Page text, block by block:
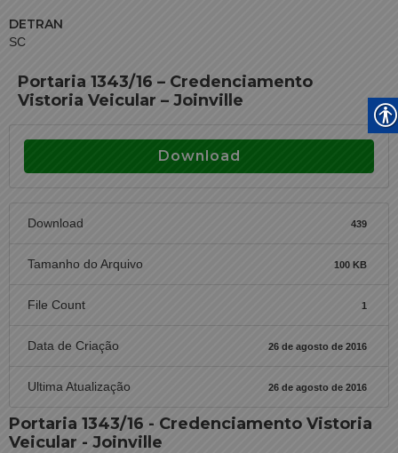
DETRAN
SC
Portaria 1343/16 – Credenciamento
Vistoria Veicular – Joinville
Download
Download 439
Tamanho do Arquivo 100 KB
File Count 1
Data de Criação 26 de agosto de 2016
Ultima Atualização 26 de agosto de 2016
Portaria 1343/16 - Credenciamento Vistoria
Veicular - Joinville